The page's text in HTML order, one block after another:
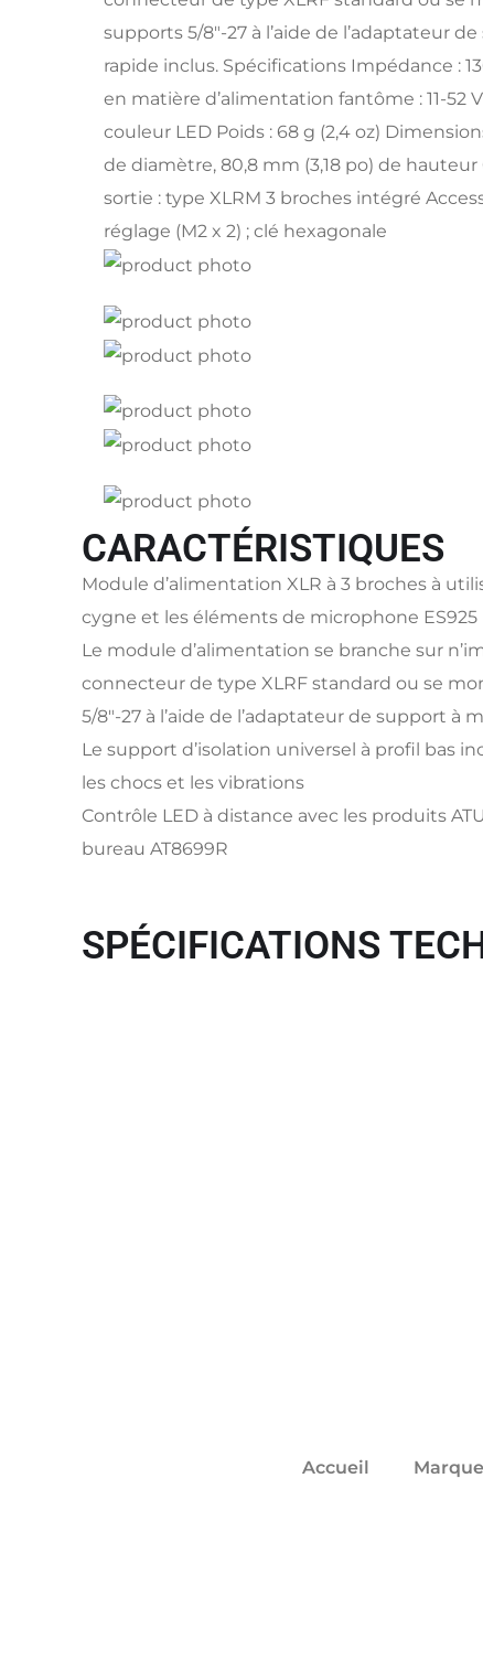
supports 5/8″-27 à l’aide de l’adaptateur
rapide inclus. Spécifications Impédance :
en matière d’alimentation fantôme : 11-52
couleur LED Poids : 68 g (2,4 oz)
de diamètre, 80,8 mm (3,18 po) de
sortie : type XLRM 3 broches intégré
réglage (M2 x 2) ; clé hexagonale
CARACTÉRISTIQUES
Module d’alimentation XLR à 3 broches à
cygne et les éléments de microphone ES925
Le module d’alimentation se branche sur
connecteur de type XLRF standard ou se
5/8″-27 à l’aide de l’adaptateur de support à
Le support d’isolation universel à profil bas
les chocs et les vibrations
Contrôle LED à distance avec les produits
bureau AT8699R
SPÉCIFICATIONS
Accueil